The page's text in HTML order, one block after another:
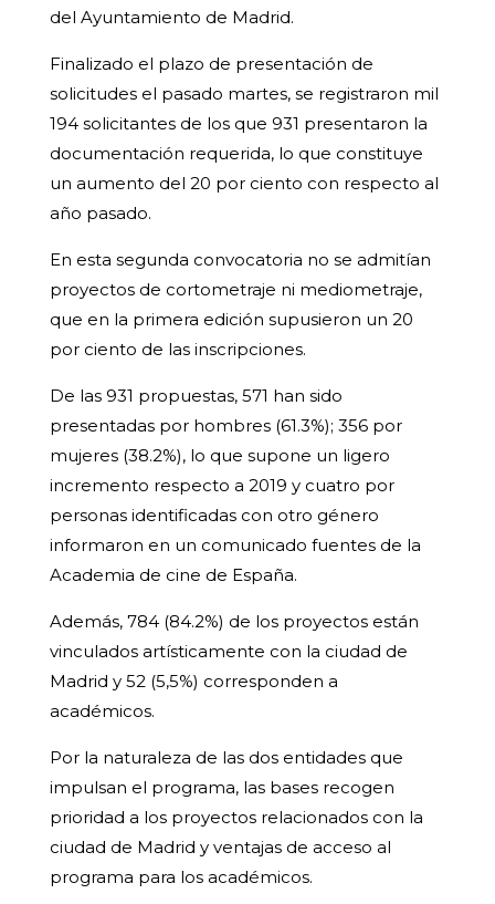
del Ayuntamiento de Madrid.
Finalizado el plazo de presentación de
solicitudes el pasado martes, se registraron mil
194 solicitantes de los que 931 presentaron la
documentación requerida, lo que constituye
un aumento del 20 por ciento con respecto al
año pasado.
En esta segunda convocatoria no se admitían
proyectos de cortometraje ni mediometraje,
que en la primera edición supusieron un 20
por ciento de las inscripciones.
De las 931 propuestas, 571 han sido
presentadas por hombres (61.3%); 356 por
mujeres (38.2%), lo que supone un ligero
incremento respecto a 2019 y cuatro por
personas identificadas con otro género
informaron en un comunicado fuentes de la
Academia de cine de España.
Además, 784 (84.2%) de los proyectos están
vinculados artísticamente con la ciudad de
Madrid y 52 (5,5%) corresponden a
académicos.
Por la naturaleza de las dos entidades que
impulsan el programa, las bases recogen
prioridad a los proyectos relacionados con la
ciudad de Madrid y ventajas de acceso al
programa para los académicos.